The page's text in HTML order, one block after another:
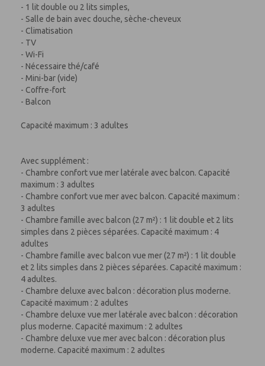
- 1 lit double ou 2 lits simples,
- Salle de bain avec douche, sèche-cheveux
- Climatisation
- TV
- Wi-Fi
- Nécessaire thé/café
- Mini-bar (vide)
- Coffre-fort
- Balcon
Capacité maximum : 3 adultes
Avec supplément :
- Chambre confort vue mer latérale avec balcon. Capacité
maximum : 3 adultes
- Chambre confort vue mer avec balcon. Capacité maximum :
3 adultes
- Chambre famille avec balcon (27 m²) : 1 lit double et 2 lits
simples dans 2 pièces séparées. Capacité maximum : 4
adultes
- Chambre famille avec balcon vue mer (27 m²) : 1 lit double
et 2 lits simples dans 2 pièces séparées. Capacité maximum :
4 adultes.
- Chambre deluxe avec balcon : décoration plus moderne.
Capacité maximum : 2 adultes
- Chambre deluxe vue mer latérale avec balcon : décoration
plus moderne. Capacité maximum : 2 adultes
- Chambre deluxe vue mer avec balcon : décoration plus
moderne. Capacité maximum : 2 adultes